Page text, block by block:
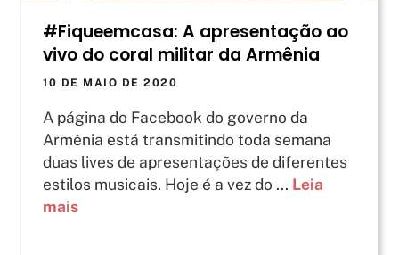
#Fiqueemcasa: A apresentação ao
vivo do coral militar da Armênia
10 DE MAIO DE 2020
A página do Facebook do governo da
Armênia está transmitindo toda semana
duas lives de apresentações de diferentes
estilos musicais. Hoje é a vez do ... Leia
mais